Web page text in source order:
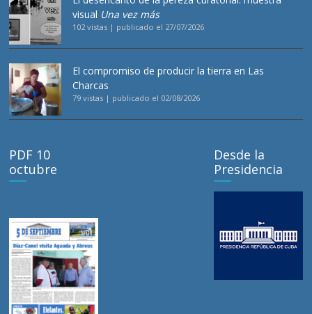
visual Una vez más
102 vistas | publicado el 27/07/2026
El compromiso de producir la tierra en Las
Charcas
79 vistas | publicado el 02/08/2026
PDF 10
octubre
Desde la
Presidencia